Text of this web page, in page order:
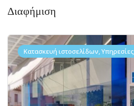
Διαφήμιση
Κατασκευή ιστοσελίδων, Υπηρεσίες